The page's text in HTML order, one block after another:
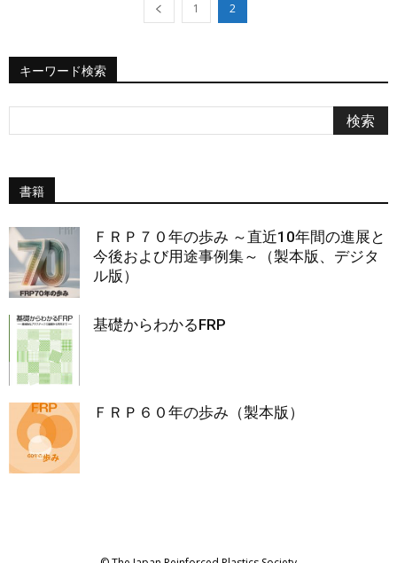
1 2
キーワード検索
書籍
ＦＲＰ７０年の歩み ～直近10年間の進展と
今後および用途事例集～（製本版、デジタ
ル版）
基礎からわかるFRP
ＦＲＰ６０年の歩み（製本版）